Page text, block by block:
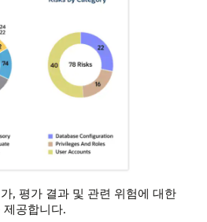
, 평가 결과 및 관련 위험에 대한
공합니다.